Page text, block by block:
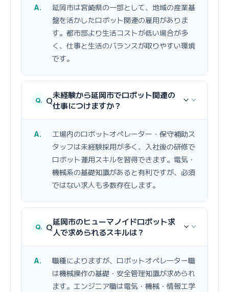
延岡市は宮崎県の一部として、地域の産業基
盤を活かしたロボット関連の雇用がありま
す。都市部より生活コストが低い場合が多
く、仕事と生活のバランスが取りやすい環境
です。
Q未経験から延岡市でロボット関連の
仕事につけますか？
工場内のロボットオペレーター・保守補助ス
タッフは未経験採用が多く、入社後の研修で
ロボット運用スキルを習得できます。電気・
機械系の基礎知識があると有利ですが、必須
ではない求人も多数存在します。
Q延岡市のヒューマノイドロボット求
人で求められるスキルは？
職種によりますが、ロボットオペレーター職
は機械操作の基礎・安全管理知識が求められ
ます。エンジニア職は電気・機械・情報工学